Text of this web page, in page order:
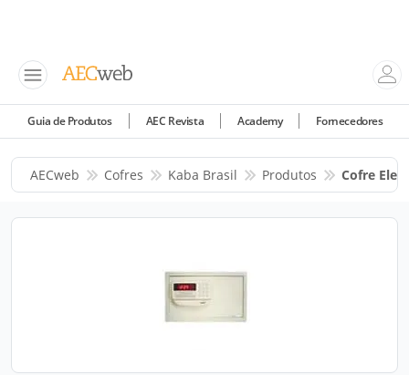
Guia de Produtos AEC Revista Academy Fornecedores
AECweb Cofres Kaba Brasil Produtos Cofre